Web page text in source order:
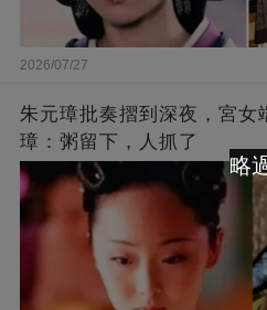
2026/07/27
朱元璋批奏摺到深夜，宮女
璋：粥留下，人抓了
略